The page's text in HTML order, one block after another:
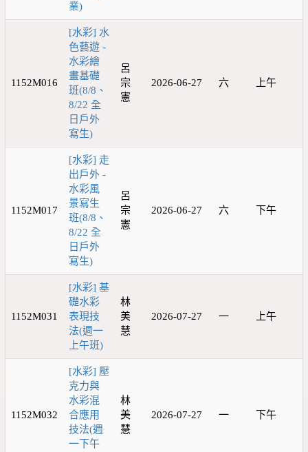
業)
1152M016
[水彩] 水
色藝遊 -
水彩繪
畫基礎
班(8/8、
8/22 全
日戶外
寫生)
呂
宗
憲
2026-06-27 六 上午
1152M017
[水彩] 走
出戶外 -
水彩風
景寫生
班(8/8、
8/22 全
日戶外
寫生)
呂
宗
憲
2026-06-27 六 下午
1152M031
[水彩] 基
礎水彩
表現技
法(週一
上午班)
林
美
慧
2026-07-27 一 上午
1152M032
[水彩] 壓
克力與
水彩混
合應用
技法(週
一下午
林
美
慧
2026-07-27 一 下午